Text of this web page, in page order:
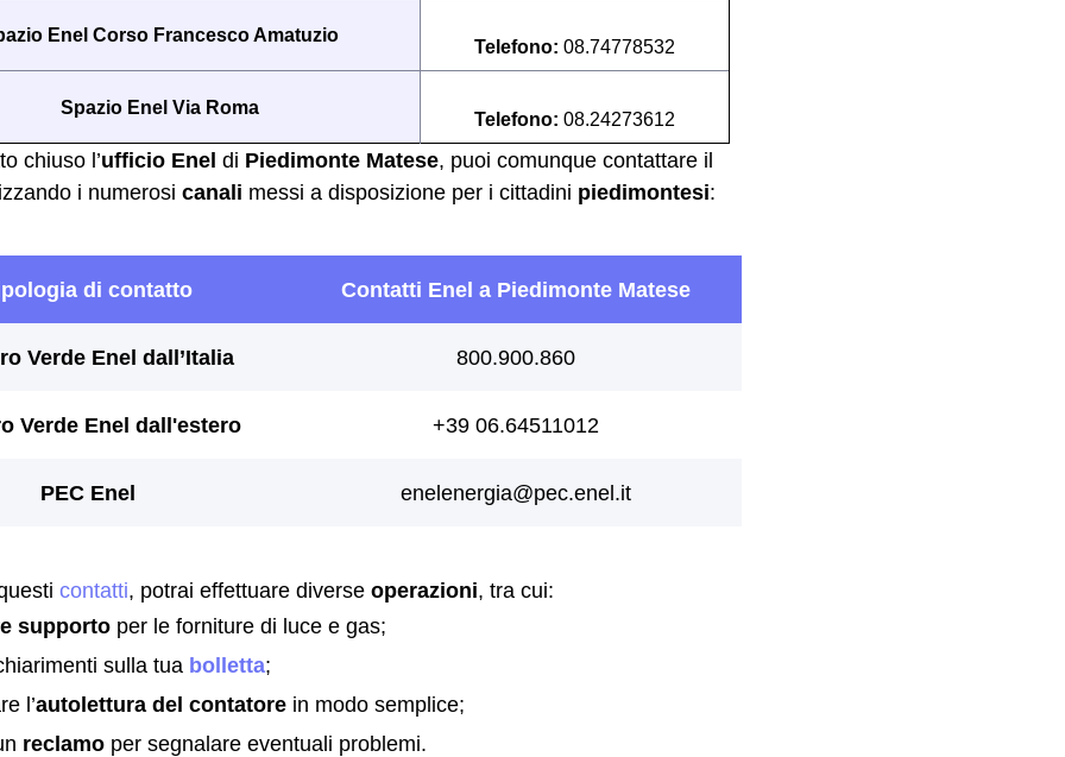
Enel Corso Francesco Amatuzio
Telefono: 08.74778532
Spazio Enel Via Roma
Telefono: 08.24273612
chiuso l’ufficio Enel di Piedimonte Matese, puoi comunque contattare il
i numerosi canali messi a disposizione per i cittadini piedimontesi:
contatti, potrai effettuare diverse operazioni, tra cui:
supporto per le forniture di luce e gas;
sulla tua bolletta;
l’autolettura del contatore in modo semplice;
reclamo per segnalare eventuali problemi.